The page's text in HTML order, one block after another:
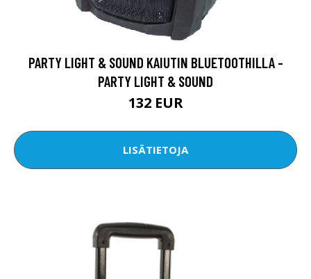
PARTY LIGHT & SOUND KAIUTIN BLUETOOTHILLA -
PARTY LIGHT & SOUND
132 EUR
LISÄTIETOJA